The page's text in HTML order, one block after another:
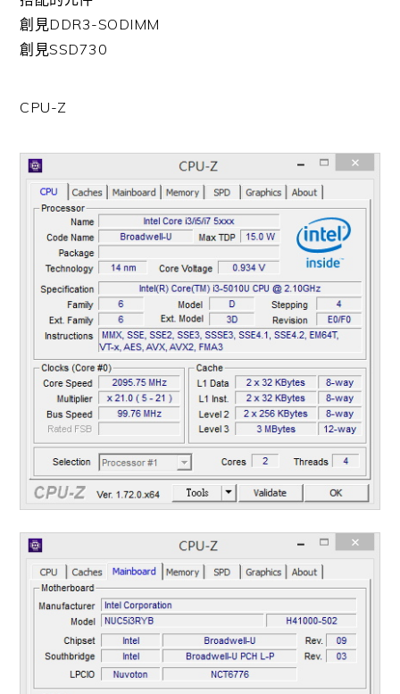
創見DDR3-SODIMM
創見SSD730
CPU-Z